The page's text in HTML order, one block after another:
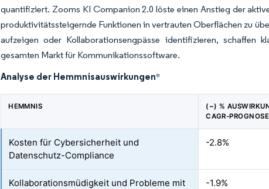
quantifiziert. Zooms KI Companion 2.0 löste einen Anstieg der
produktivitätssteigernde Funktionen in vertrauten Oberflächen zu
aufzeigen oder Kollaborationsengpässe identifizieren, schaffen
gesamten Markt für Kommunikationssoftware.
Analyse der Hemmnisauswirkungen*
HEMMNIS
(~) %
CAGR-PROGNOSE
Kosten für Cybersicherheit und
Datenschutz-Compliance
-2.8%
Kollaborationsmüdigkeit und Probleme mit -1.9%